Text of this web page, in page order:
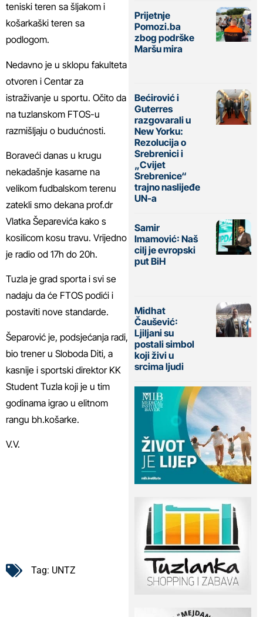
teniski teren sa šljakom i
košarkaški teren sa
podlogom.
Nedavno je u sklopu fakulteta
otvoren i Centar za
istraživanje u sportu. Očito da
na tuzlanskom FTOS-u
razmišljaju o budućnosti.
Boraveći danas u krugu
nekadašnje kasarne na
velikom fudbalskom terenu
zatekli smo dekana prof.dr
Vlatka Šeparevića kako s
kosilicom kosu travu. Vrijedno
je radio od 17h do 20h.
Tuzla je grad sporta i svi se
nadaju da će FTOS podići i
postaviti nove standarde.
Šeparović je, podsjećanja radi,
bio trener u Sloboda Diti, a
kasnije i sportski direktor KK
Student Tuzla koji je u tim
godinama igrao u elitnom
rangu bh.košarke.
V.V.
Tag: UNTZ
Prijetnje
Pomozi.ba
zbog podrške
Maršu mira
Bećirović i
Guterres
razgovarali u
New Yorku:
Rezolucija o
Srebrenici i
„Cvijet
Srebrenice“
trajno naslijeđe
UN-a
Samir
Imamović: Naš
cilj je evropski
put BiH
Midhat
Čaušević:
Ljiljani su
postali simbol
koji živi u
srcima ljudi